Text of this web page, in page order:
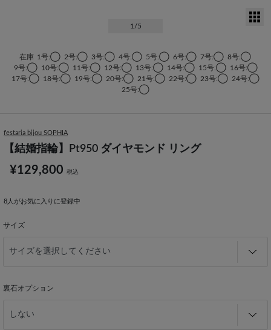
1 /5
在庫 1号:◯ 2号:◯ 3号:◯ 4号:◯ 5号:◯ 6号:◯ 7号:◯ 8号:◯
9号:◯
10号:◯ 11号:◯ 12号:◯ 13号:◯ 14号:◯ 15号:◯
16号:◯
17号:◯ 18号:◯ 19号:◯ 20号:◯ 21号:◯ 22号:◯ 23号:◯ 24号:◯
25号:◯
festaria bijou SOPHIA
【結婚指輪】Pt950 ダイヤモンド リング
¥129,800 税込
8 人がお気に入りに登録中
サイズ
裏石オプション